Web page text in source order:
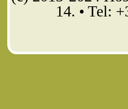
14. • Tel: